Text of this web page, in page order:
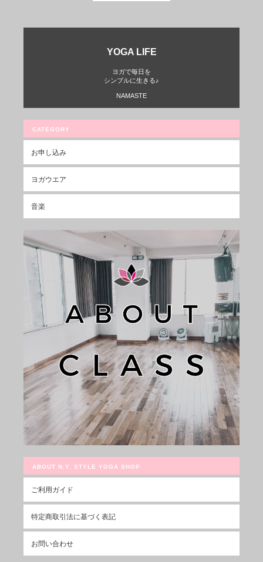
YOGA LIFE
ヨガで毎日を
シンプルに生きる♪
NAMASTE
CATEGORY
お申し込み
ヨガウエア
音楽
ABOUT N.Y. STYLE YOGA SHOP
ご利用ガイド
特定商取引法に基づく表記
お問い合わせ